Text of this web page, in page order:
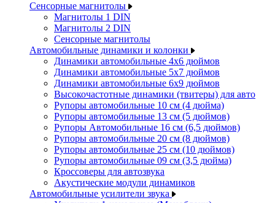
Сенсорные магнитолы
Магнитолы 1 DIN
Магнитолы 2 DIN
Сенсорные магнитолы
Автомобильные динамики и колонки
Динамики автомобильные 4x6 дюймов
Динамики автомобильные 5x7 дюймов
Динамики автомобильные 6x9 дюймов
Высокочастотные динамики (твитеры) для авто
Рупоры автомобильные 10 см (4 дюйма)
Рупоры автомобильные 13 см (5 дюймов)
Рупоры Автомобильные 16 см (6,5 дюймов)
Рупоры автомобильные 20 см (8 дюймов)
Рупоры автомобильные 25 см (10 дюймов)
Рупоры автомобильные 09 см (3,5 дюйма)
Кроссоверы для автозвука
Акустические модули динамиков
Автомобильные усилители звука